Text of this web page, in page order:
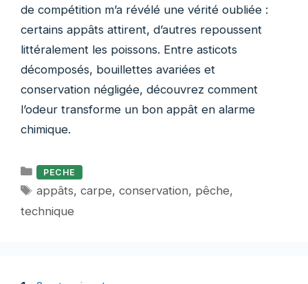
de compétition m’a révélé une vérité oubliée :
certains appâts attirent, d’autres repoussent
littéralement les poissons. Entre asticots
décomposés, bouillettes avariées et
conservation négligée, découvrez comment
l’odeur transforme un bon appât en alarme
chimique.
Catégories
PECHE
Étiquettes
appâts,carpe,conservation, pêche,
technique